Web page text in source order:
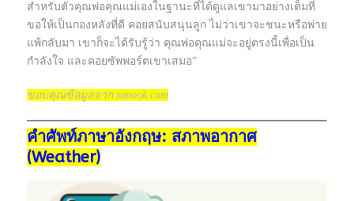
สำหรับตัวคุณพ่อคุณแม่เองในฐานะที่ได้ดูแลเขามาอย่างเต็มที่
ขอให้เป็นกองหลังที่ดี คอยสนับสนุนลูก ไม่ว่าเขาจะชนะหรือพ่าย
แพ้กลับมา เขาก็จะได้รับรู้ว่า คุณพ่อคุณแม่จะอยู่ตรงนี้เพื่อเป็น
กำลังใจ และคอยซัพพอร์ตเขาเสมอ”
ขอบคุณข้อมูลจาก sanook.com
คำศัพท์ภาษาอังกฤษ: สภาพอากาศ
(Weather)